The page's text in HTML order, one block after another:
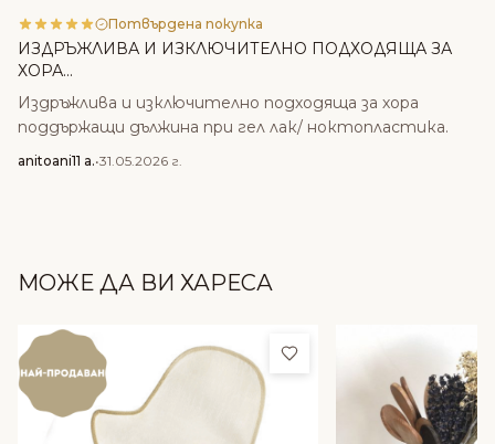
Потвърдена покупка
ИЗДРЪЖЛИВА И ИЗКЛЮЧИТЕЛНО ПОДХОДЯЩА ЗА
ХОРА...
Издръжлива и изключително подходяща за хора
поддържащи дължина при гел лак/ ноктопластика.
anitoani11 a.•31.05.2026 г.
МОЖЕ ДА ВИ ХАРЕСА
Добави в любими